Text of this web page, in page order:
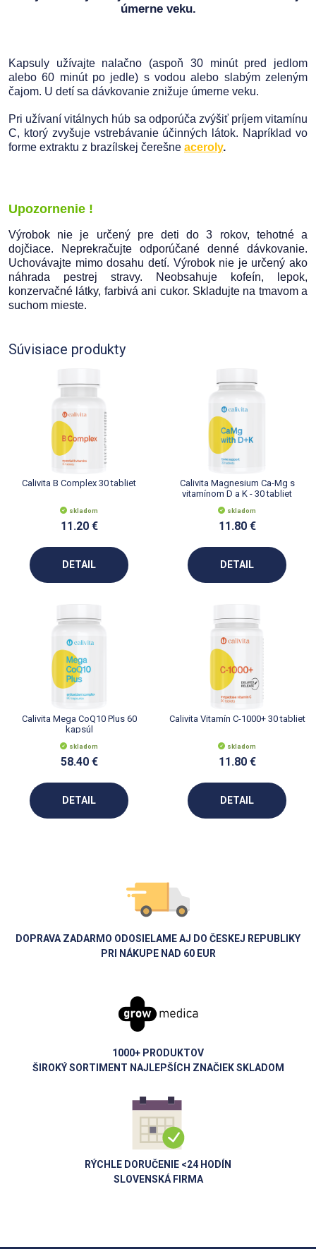
úmerne veku.
Kapsuly užívajte nalačno (aspoň 30 minút pred jedlom
alebo 60 minút po jedle) s vodou alebo slabým zeleným
čajom. U detí sa dávkovanie znižuje úmerne veku.
Pri užívaní vitálnych húb sa odporúča zvýšiť príjem vitamínu
C, ktorý zvyšuje vstrebávanie účinných látok. Napríklad vo
forme extraktu z brazílskej čerešne aceroly.
Upozornenie !
Výrobok nie je určený pre deti do 3 rokov, tehotné a
dojčiace. Neprekračujte odporúčané denné dávkovanie.
Uchovávajte mimo dosahu detí. Výrobok nie je určený ako
náhrada pestrej stravy. Neobsahuje kofeín, lepok,
konzervačné látky, farbivá ani cukor. Skladujte na tmavom a
suchom mieste.
Súvisiace produkty
Calivita B Complex 30 tabliet
skladom
11.20 €
DETAIL
Calivita Magnesium Ca-Mg s
vitamínom D a K - 30 tabliet
skladom
11.80 €
DETAIL
Calivita Mega CoQ10 Plus 60
kapsúl
skladom
58.40 €
DETAIL
Calivita Vitamín C-1000+ 30 tabliet
skladom
11.80 €
DETAIL
DOPRAVA ZADARMO ODOSIELAME AJ DO ČESKEJ REPUBLIKY
PRI NÁKUPE NAD 60 EUR
1000+ PRODUKTOV
ŠIROKÝ SORTIMENT NAJLEPŠÍCH ZNAČIEK SKLADOM
RÝCHLE DORUČENIE <24 HODÍN
SLOVENSKÁ FIRMA